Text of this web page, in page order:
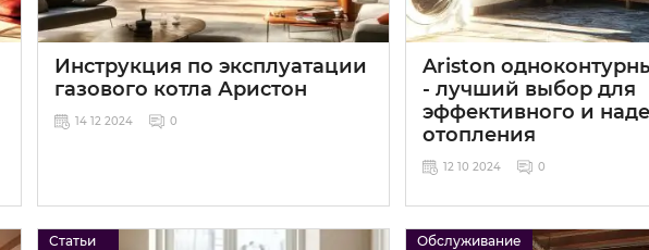
Инструкция по эксплуатации
газового котла Аристон
14 12 2024 0
Ariston
- лучший выбор для
эффективного и
отопления
12 10 2024 0
Статьи
Обслуживание